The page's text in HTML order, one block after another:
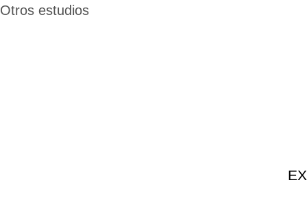
Otros estudios